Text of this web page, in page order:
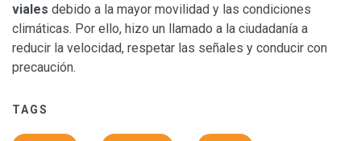
viales debido a la mayor movilidad y las condiciones
climáticas. Por ello, hizo un llamado a la ciudadanía a
reducir la velocidad, respetar las señales y conducir con
precaución.
TAGS